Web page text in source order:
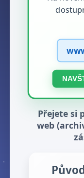
Přejete si
web